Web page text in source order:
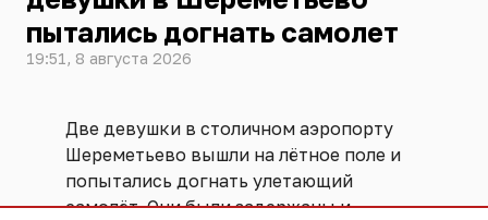
пытались догнать самолет
19:51, 8 августа 2026
Две девушки в столичном аэропорту
Шереметьево вышли на лётное поле и
попытались догнать улетающий
самолёт. Они были задержаны и